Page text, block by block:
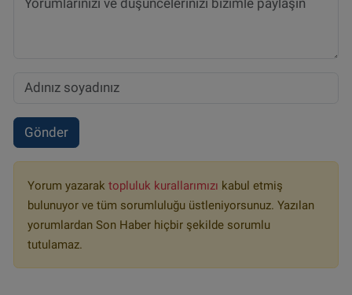
Gönder
Yorum yazarak topluluk kurallarımızı kabul etmiş
bulunuyor ve tüm sorumluluğu üstleniyorsunuz. Yazılan
yorumlardan Son Haber hiçbir şekilde sorumlu
tutulamaz.